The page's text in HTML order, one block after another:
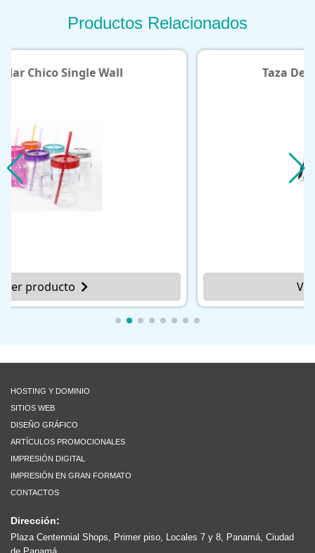
Productos Relacionados
Taza De Acero Con Cuchara
HOSTING Y DOMINIO
SITIOS WEB
DISEÑO GRÁFICO
ARTÍCULOS PROMOCIONALES
IMPRESIÓN DIGITAL
IMPRESIÓN EN GRAN FORMATO
CONTACTOS
Dirección:
Plaza Centennial Shops, Primer piso, Locales 7 y 8, Panamá, Ciudad